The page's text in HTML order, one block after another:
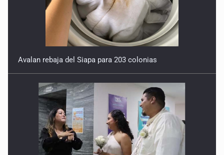
Avalan rebaja del Siapa para 203 colonias